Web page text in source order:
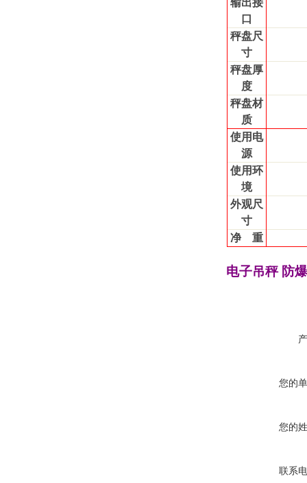
输出接
口
秤盘尺
寸
秤盘厚
度
秤盘材
质
使用电
源
使用环
境
外观尺
寸
净
重
电子吊秤 防
您的
您的
联系